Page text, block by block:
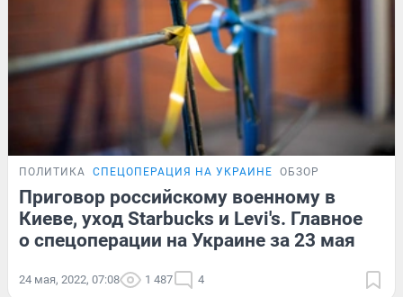
ПОЛИТИКА СПЕЦОПЕРАЦИЯ НА УКРАИНЕ ОБЗОР
Приговор российскому военному в
Киеве, уход Starbucks и Levi's. Главное
о спецоперации на Украине за 23 мая
24 мая, 2022, 07:08 1 487 4